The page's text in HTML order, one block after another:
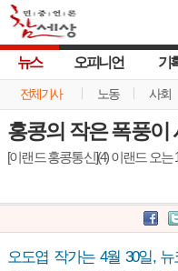
뉴스
전체기사 노동 사회
오피니언 기
홍콩의 작은 폭풍이
[이랜드 홍콩통신](4) 이랜드 오
오도엽 작가는 4월 30일,